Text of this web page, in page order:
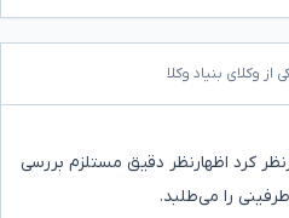
وکلای بنیاد وکلا
کرد اظهارنظر دقیق مستلزم بررسی
را می‌طلبد.